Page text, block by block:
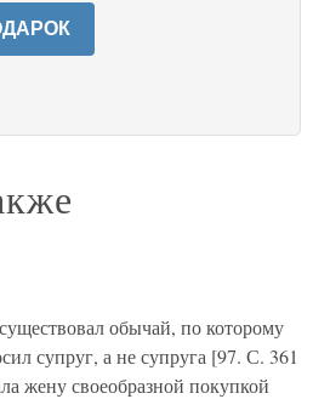
обычай, по которому
супруг, а не супруга [97. С. 361
жену своеобразной покупкой